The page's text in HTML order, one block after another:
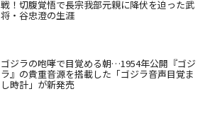
戦！切腹覚悟で長宗我部元親に降伏を迫った武
将・谷忠澄の生涯
ゴジラの咆哮で目覚める朝…1954年公開『ゴジ
ラ』の貴重音源を搭載した「ゴジラ音声目覚ま
し時計」が新発売